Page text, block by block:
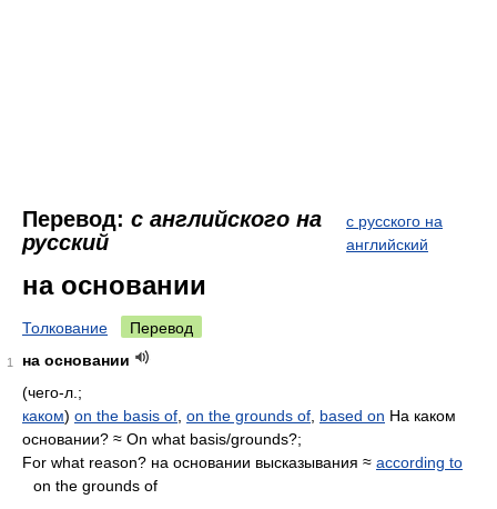
Перевод: с английского на
русский
с русского на
английский
на основании
Толкование Перевод
1
на основании
(чего-л.;
каком) on the basis of on the grounds of based on На каком
основании? ≈ On what basis/grounds?;
For what reason? на основании высказывания ≈ according to
on the grounds of